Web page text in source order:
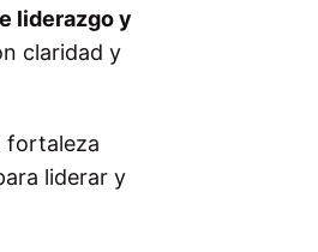
liderazgo y
claridad y
fortaleza
liderar y